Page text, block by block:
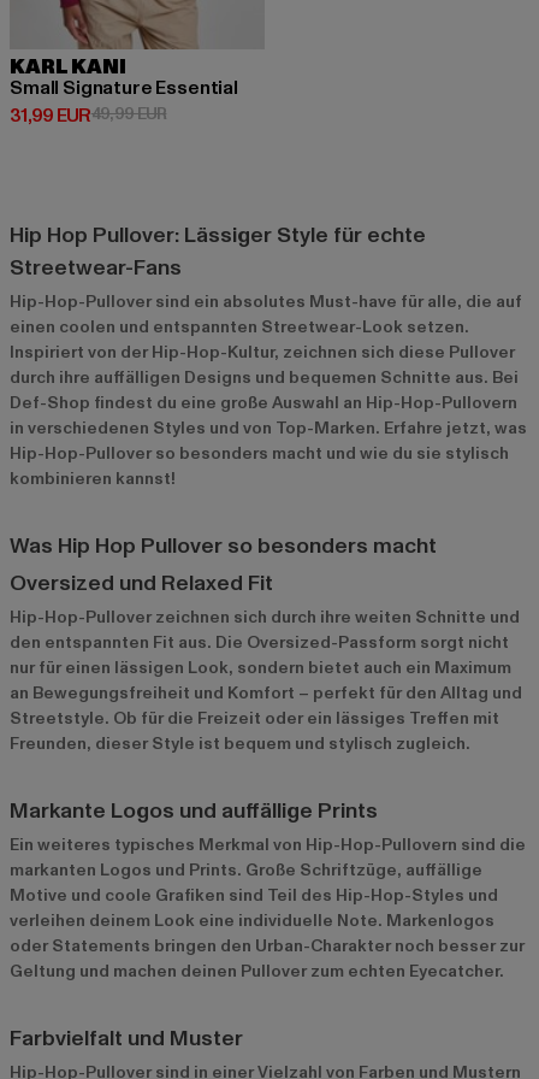
KARL KANI
Small Signature Essential
31,99 EUR
Derzeitiger Preis: 31,99 EUR
49,99 EURAktionspreis: 49,99 EUR
Hip Hop Pullover: Lässiger Style für echte
Streetwear-Fans
Hip-Hop-Pullover sind ein absolutes Must-have für alle, die auf
einen coolen und entspannten Streetwear-Look setzen.
Inspiriert von der Hip-Hop-Kultur, zeichnen sich diese Pullover
durch ihre auffälligen Designs und bequemen Schnitte aus. Bei
Def-Shop findest du eine große Auswahl an Hip-Hop-Pullovern
in verschiedenen Styles und von Top-Marken. Erfahre jetzt, was
Hip-Hop-Pullover so besonders macht und wie du sie stylisch
kombinieren kannst!
Was Hip Hop Pullover so besonders macht
Oversized und Relaxed Fit
Hip-Hop-Pullover zeichnen sich durch ihre weiten Schnitte und
den entspannten Fit aus. Die Oversized-Passform sorgt nicht
nur für einen lässigen Look, sondern bietet auch ein Maximum
an Bewegungsfreiheit und Komfort – perfekt für den Alltag und
Streetstyle. Ob für die Freizeit oder ein lässiges Treffen mit
Freunden, dieser Style ist bequem und stylisch zugleich.
Markante Logos und auffällige Prints
Ein weiteres typisches Merkmal von Hip-Hop-Pullovern sind die
markanten Logos und Prints. Große Schriftzüge, auffällige
Motive und coole Grafiken sind Teil des Hip-Hop-Styles und
verleihen deinem Look eine individuelle Note. Markenlogos
oder Statements bringen den Urban-Charakter noch besser zur
Geltung und machen deinen Pullover zum echten Eyecatcher.
Farbvielfalt und Muster
Hip-Hop-Pullover sind in einer Vielzahl von Farben und Mustern